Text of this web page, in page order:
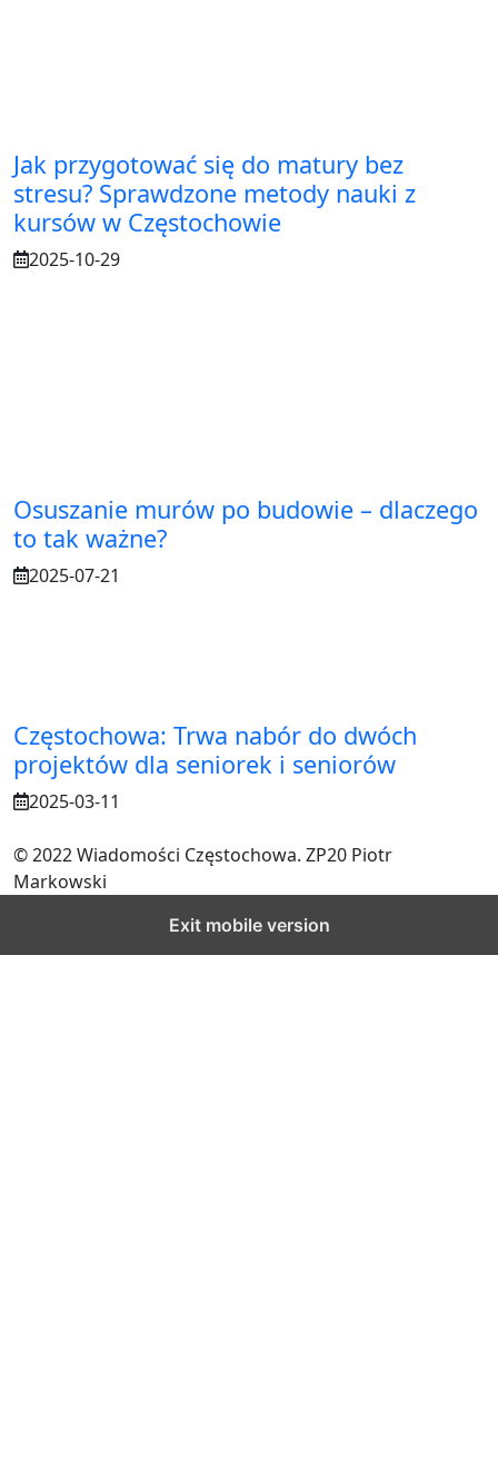
Jak przygotować się do matury bez
stresu? Sprawdzone metody nauki z
kursów w Częstochowie
2025-10-29
Osuszanie murów po budowie – dlaczego
to tak ważne?
2025-07-21
Częstochowa: Trwa nabór do dwóch
projektów dla seniorek i seniorów
2025-03-11
© 2022 Wiadomości Częstochowa. ZP20 Piotr
Markowski
Exit mobile version